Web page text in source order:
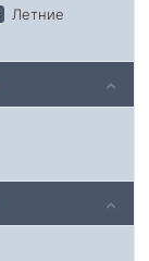
Летние